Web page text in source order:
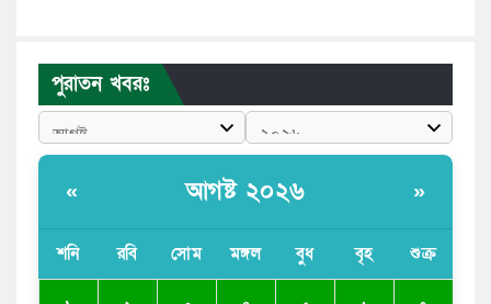
বাংলাদেশী কর্মীদের আকামা নিয়ে বড় সুখবর দিলো সৌদি
সরকার
ভারতের পূর্ব সীমান্তে এখন ‘আরেকটি পাকিস্তান’ গড়ে উঠেছে:
যে ডকুমেন্টারিতে আবু সাঈদের ছবি নেই, সেটা কোনো
পুরাতন খবরঃ
« আগষ্ট ২০২৬ »
শনি রবি সোম মঙ্গল বুধ বৃহ শুক্র